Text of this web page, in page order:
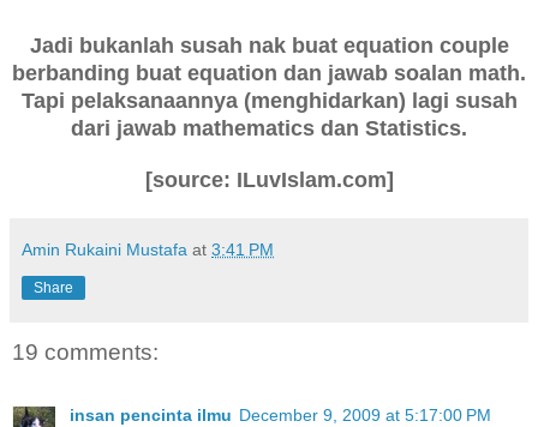
Jadi bukanlah susah nak buat equation couple
berbanding buat equation dan jawab soalan math.
Tapi pelaksanaannya (menghidarkan) lagi susah
dari jawab mathematics dan Statistics.
[source: ILuvIslam.com]
Amin Rukaini Mustafa at 3:41 PM
Share
19 comments:
insan pencinta ilmu December 9, 2009 at 5:17:00 PM